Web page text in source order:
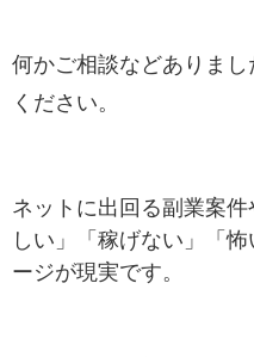
何かご相談などありま
ください。
ネットに出回る副業案
しい」「稼げない」「
ージが現実です。